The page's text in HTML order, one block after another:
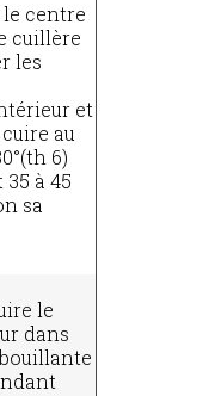
le centre
cuillère
les
et
au
6)
à 45
sa
le
dans